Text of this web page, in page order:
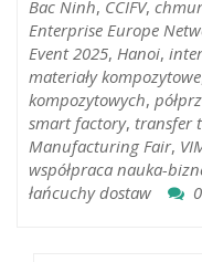
Bac Ninh, CCIFV,
Enterprise Europe
Event 2025, Hanoi,
materiały kompozytowe
kompozytowych,
smart factory, transfer
Manufacturing Fair,
współpraca nauka-
łańcuchy dostaw